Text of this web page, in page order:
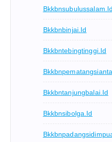
Bkkbnsubulussalam.id
Bkkbnbinjai.id
Bkkbntebingtinggi.id
Bkkbntanjungbalai.id
Bkkbnsibolga.id